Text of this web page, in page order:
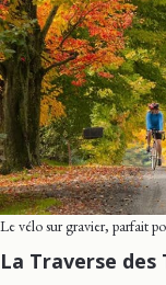
Le vélo sur gravier, parfait
La Traverse des